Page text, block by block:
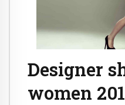
Designer
women